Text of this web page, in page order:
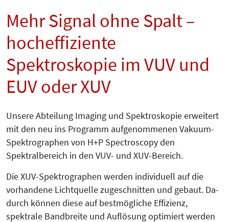
Mehr Signal ohne Spalt –
hocheffiziente
Spektroskopie im VUV und
EUV oder XUV
Unsere Abteilung Imaging und Spek­troskopie erweitert
mit den neu ins Programm aufgenommenen Va­ku­um-
Spektrographen von H+P Spec­tros­co­py den
Spektralbereich in den VUV- und XUV-Bereich.
Die XUV-Spektrographen werden individuell auf die
vorhandene Licht­quel­le zugeschnitten und gebaut. Da­
durch können diese auf bestmögliche Effizienz,
spektrale Bandbreite und Auflösung optimiert werden